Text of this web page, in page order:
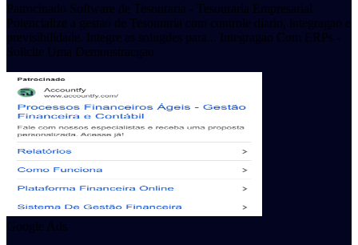
Patrocinado Software de Tesouraria - Tesouraria Empresarial
Potencialize a gestao de Tesouraria com controle diario, integragao e
previsibilidade. Integre as solugdes para... Integragao Com ERPs -
Solicite Uma Demonstracgao
Google Ads